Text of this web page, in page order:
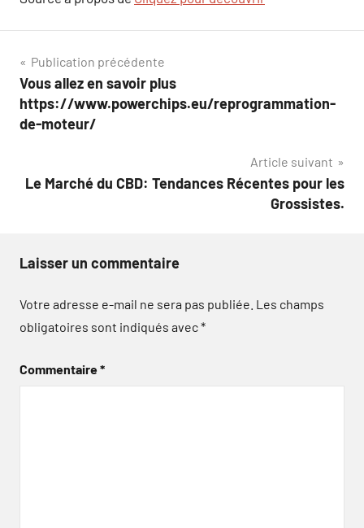
Navigation
de
l’article
Publication précédente
Vous allez en savoir plus
https://www.powerchips.eu/reprogrammation-
de-moteur/
Article suivant
Le Marché du CBD: Tendances Récentes pour les
Grossistes.
Laisser un commentaire
Votre adresse e-mail ne sera pas publiée. Les champs
obligatoires sont indiqués avec*
Commentaire*